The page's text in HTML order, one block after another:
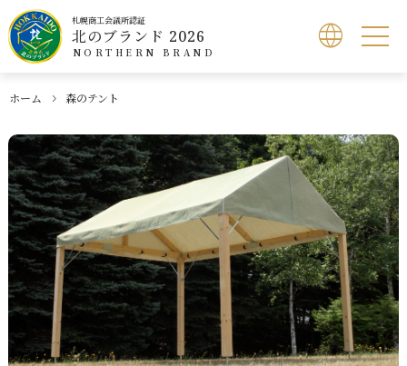
札幌商工会議所認証
北のブランド 2026
NORTHERN BRAND
北のブランドとは
認証製品検索
北のブランドショップ
応募方法
お問い合わせ
ホーム 森のテント